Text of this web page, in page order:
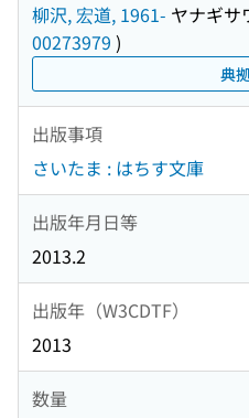
柳沢, 宏道, 1961- ヤナギサ
00273979 )
典
出版事項
さいたま : はちす文庫
出版年月日等
2013.2
出版年（W3CDTF）
2013
数量